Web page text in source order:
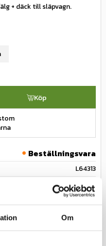
Om
+ däck till släpvagn.
Köp
Beställningsvara
L64313
Kenda